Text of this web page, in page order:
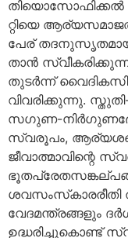
റ്റിയെ
പേര്
താന്‍
തുടര്‍ന്ന്
വിവരിക്കുന്നു.
സഗുണ-
സ്വരൂപം,
ജീവാത്മാവിന്റെ
ശവസംസ്‌കാരരീതി
വേദമന്ത്രങ്ങളും
ഉദ്ധരിച്ചുകൊണ്ട്